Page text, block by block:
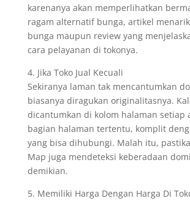
karenanya akan memperlihatkan
ragam alternatif bunga, artikel
bunga maupun review yang
cara pelayanan di tokonya.
4. Jika Toko Jual Kecuali
Sekiranya laman tak mencantumkan
biasanya diragukan originalitasnya.
dicantumkan di kolom halaman setiap
bagian halaman tertentu, komplit
yang bisa dihubungi. Malah itu,
Map juga mendeteksi keberadaan
demikian.
5. Memiliki Harga Dengan Harga Di